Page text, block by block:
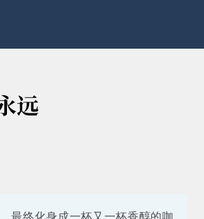
远
最终化身成一杯又一杯香醇的咖